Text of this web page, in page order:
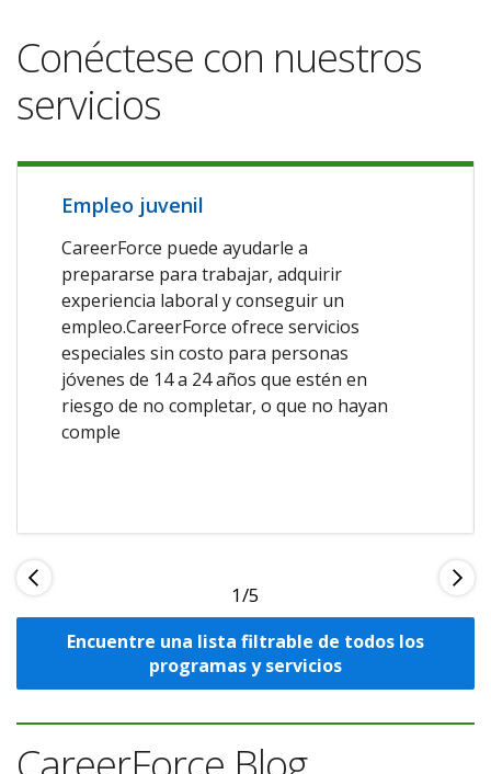
Conéctese con nuestros
servicios
Empleo juvenil
CareerForce puede ayudarle a
prepararse para trabajar, adquirir
experiencia laboral y conseguir un
empleo.CareerForce ofrece servicios
especiales sin costo para personas
jóvenes de 14 a 24 años que estén en
riesgo de no completar, o que no hayan
comple
1
Encuentre una lista filtrable de todos los
programas y servicios